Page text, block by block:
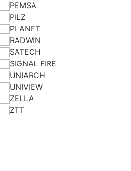
PEMSA
PILZ
PLANET
RADWIN
SATECH
SIGNAL FIRE
UNIARCH
UNIVIEW
ZELLA
ZTT